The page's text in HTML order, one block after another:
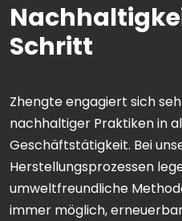
Schritt
Zhengte engagiert sich
nachhaltiger Praktiken in
Geschäftstätigkeit. Bei
Herstellungsprozessen
umweltfreundliche
immer möglich,